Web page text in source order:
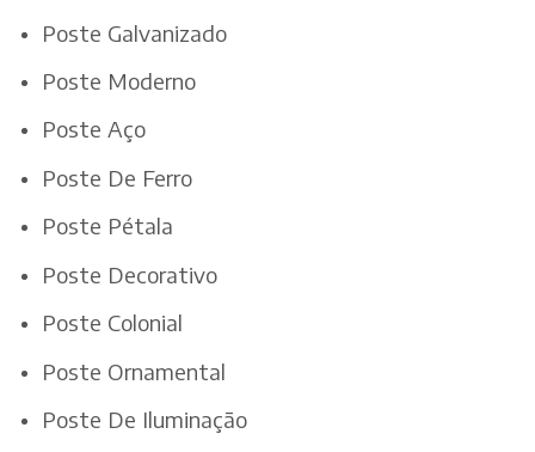
Poste Galvanizado
Poste Moderno
Poste Aço
Poste De Ferro
Poste Pétala
Poste Decorativo
Poste Colonial
Poste Ornamental
Poste De Iluminação